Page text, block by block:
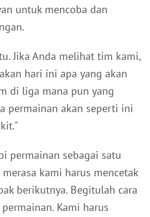
untuk mencoba dan
Jika Anda melihat tim kami,
hari ini apa yang akan
di liga mana pun yang
permainan akan seperti ini
permainan sebagai satu
kami harus mencetak
berikutnya. Begitulah cara
Kami harus